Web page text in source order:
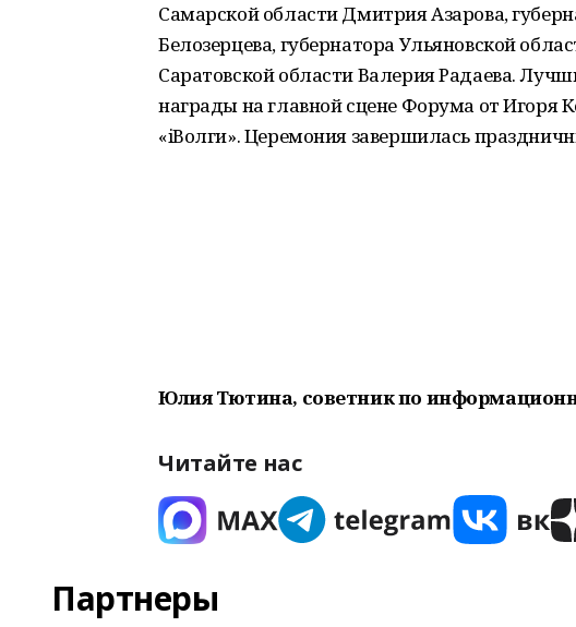
Самарской области Дмитрия Азарова,
Белозерцева, губернатора Ульяновской
Саратовской области Валерия Радаева.
награды на главной сцене Форума от Игоря
«iВолги». Церемония завершилась
Юлия Тютина, советник по
Читайте нас
Партнеры